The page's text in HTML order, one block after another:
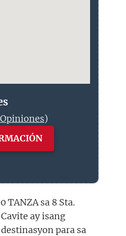
)
TANZA sa 8 Sta.
ay isang
para sa